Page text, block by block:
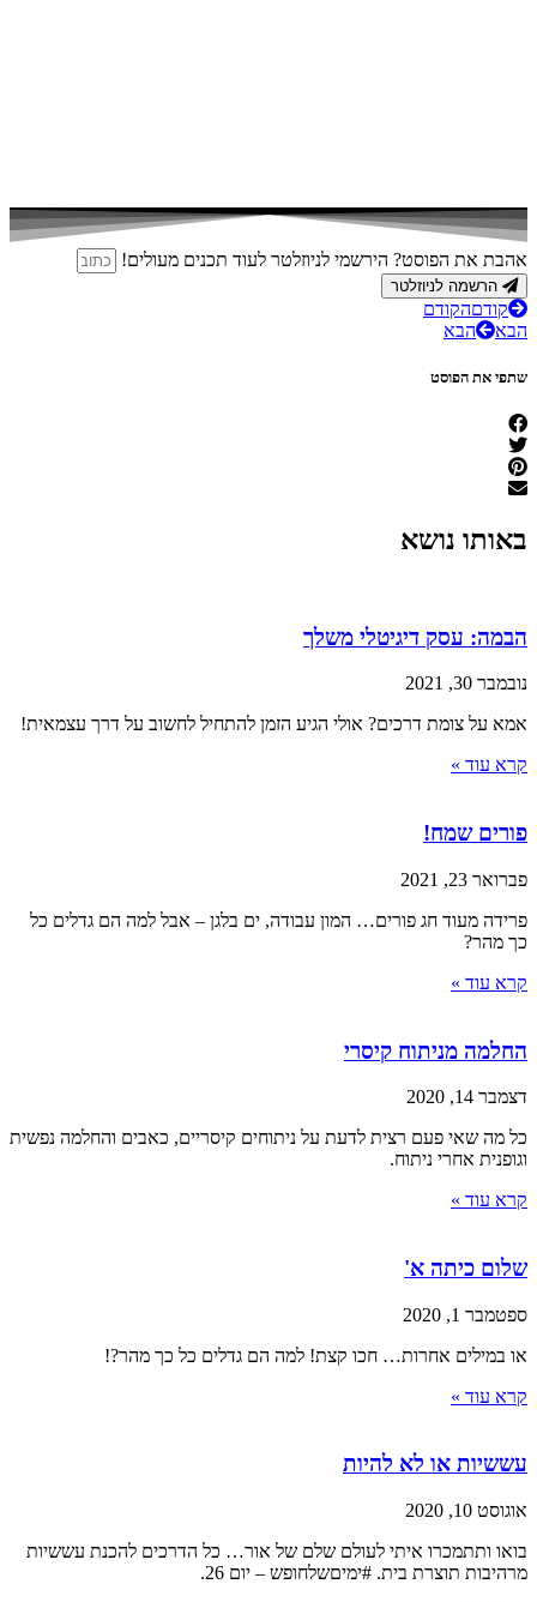
אהבת את הפוסט? הירשמי לניוזלטר לעוד תכנים מעולים!
הרשמה לניוזלטר
קודםהקודם
הבא
הבא
שתפי את הפוסט
באותו נושא
הבמה: עסק דיגיטלי משלך
נובמבר 30, 2021
אמא על צומת דרכים? אולי הגיע הזמן להתחיל לחשוב על דרך עצמאית!
קרא עוד »
פורים שמח!
פברואר 23, 2021
פרידה מעוד חג פורים… המון עבודה, ים בלגן – אבל למה הם גדלים כל
כך מהר?
קרא עוד »
החלמה מניתוח קיסרי
דצמבר 14, 2020
כל מה שאי פעם רצית לדעת על ניתוחים קיסריים, כאבים והחלמה נפשית
וגופנית אחרי ניתוח.
קרא עוד »
שלום כיתה א'
ספטמבר 1, 2020
או במילים אחרות… חכו קצת! למה הם גדלים כל כך מהר?!
קרא עוד »
עששיות או לא להיות
אוגוסט 10, 2020
בואו ותתמכרו איתי לעולם שלם של אור… כל הדרכים להכנת עששיות
מרהיבות תוצרת בית. #ימיםשלחופש – יום 26.